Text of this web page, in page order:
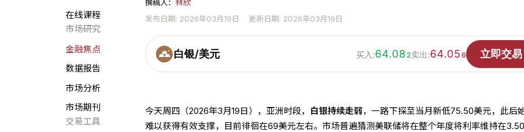
在线课程
市场研究
金融焦点
数据报告
市场分析
市场期刊
交易工具
撰稿人：林欣
发布日期: 2026年03月19日
更新日期: 2026年03月19日
白银/美元 买入:64.08 2卖出:64.05 6 立即交易
今天周四（2026年3月19日），亚洲时段， 白银持续走弱，一路下探至当月新低75.50美元，此后
难以获得有效支撑，目前徘徊在69美元左右。市场普遍猜测美联储将在整个年度将利率维持在